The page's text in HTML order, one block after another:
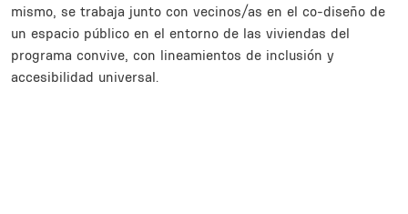
mismo, se trabaja junto con vecinos/as en el co-diseño de
un espacio público en el entorno de las viviendas del
programa convive, con lineamientos de inclusión y
accesibilidad universal.